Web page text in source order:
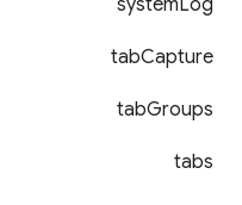
systemLog
tabCapture
tabGroups
tabs